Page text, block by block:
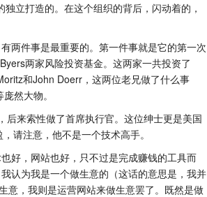
立打造的。在这个组织的背后，闪动着的，
两件事是最重要的。第一件事就是它的第一次
两家风险投资基金。这两家一共投资了
和John Doerr，这两位老兄做了什么事
然大物。
来索性做了首席执行官。这位绅士更是美国
请注意，他不是一个技术高手。
好，网站也好，只不过是完成赚钱的工具而
认为我是一个做生意的（这话的意思是，我并
意，我则是运营网站来做生意罢了。既然是做